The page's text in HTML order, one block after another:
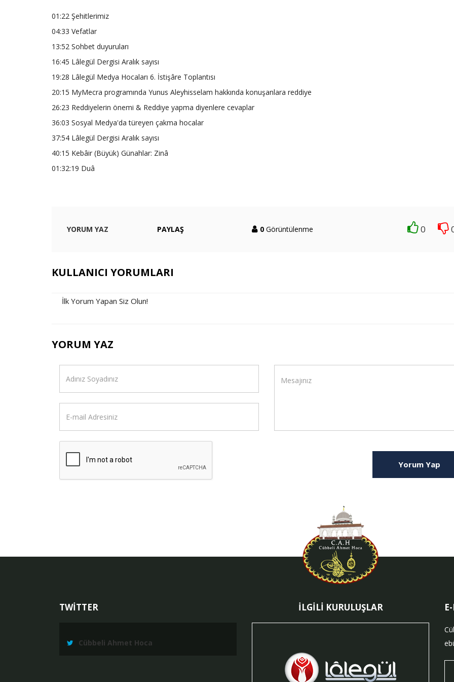
01:22 Şehitlerimiz
04:33 Vefatlar
13:52 Sohbet duyuruları
16:45 Lâlegül Dergisi Aralık sayısı
19:28 Lâlegül Medya Hocaları 6. İstişâre Toplantısı
20:15 MyMecra programında Yunus Aleyhisselam hakkında konuşanlara reddiye
26:23 Reddiyelerin önemi & Reddiye yapma diyenlere cevaplar
36:03 Sosyal Medya'da türeyen çakma hocalar
37:54 Lâlegül Dergisi Aralık sayısı
40:15 Kebâir (Büyük) Günahlar: Zinâ
01:32:19 Duâ
YORUM YAZ PAYLAŞ 0 Görüntülenme 0
KULLANICI YORUMLARI
İlk Yorum Yapan Siz Olun!
YORUM YAZ
Yorum Yap
TWİTTER
Cübbeli Ahmet Hoca
İLGİLİ KURULUŞLAR